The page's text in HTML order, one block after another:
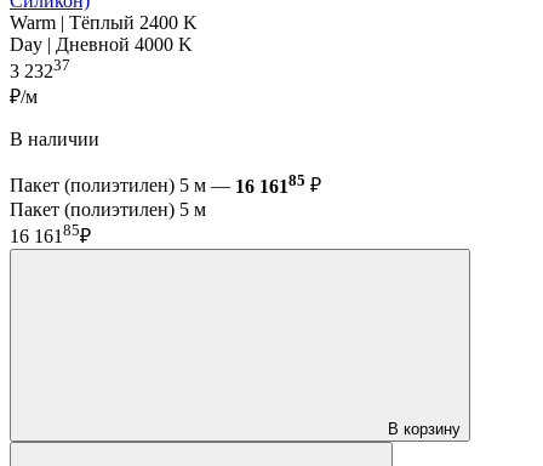
Warm | Тёплый 2400 K
Day | Дневной 4000 K
3 23237
₽/м
В наличии
Пакет (полиэтилен) 5 м — 16 16185 ₽
Пакет (полиэтилен) 5 м
16 161 85₽
В корзину